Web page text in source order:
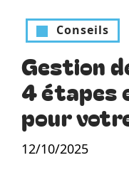
Conseils
Gestion
4 étapes
pour
12/10/2025